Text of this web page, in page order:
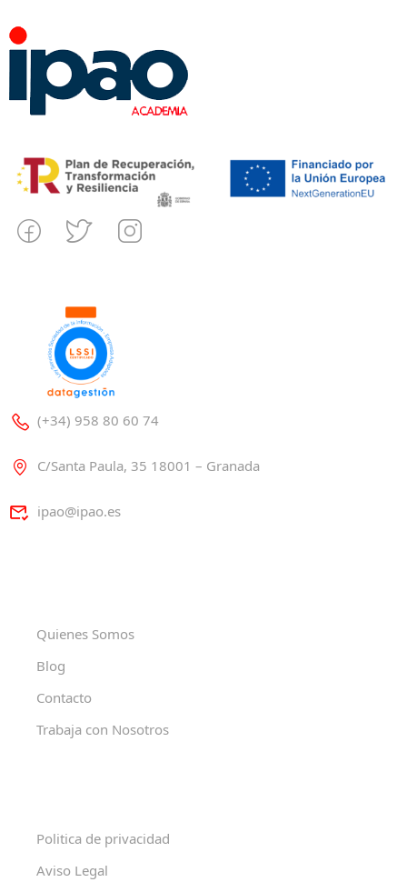
(+34) 958 80 60 74
C/Santa Paula, 35 18001 – Granada
ipao@ipao.es
Quienes Somos
Blog
Contacto
Trabaja con Nosotros
Politica de privacidad
Aviso Legal